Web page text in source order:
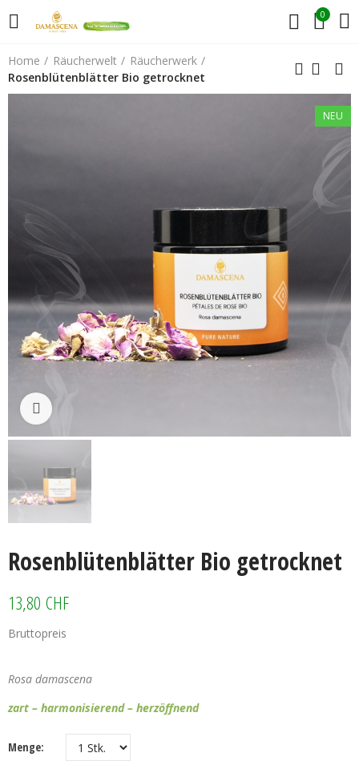
0
Home Räucherwelt
Räucherwerk
Rosenblütenblätter Bio getrocknet
NEU
Rosenblütenblätter Bio getrocknet
13,80 CHF
Bruttopreis
Rosa damascena
zart – harmonisierend – herzöffnend
Menge